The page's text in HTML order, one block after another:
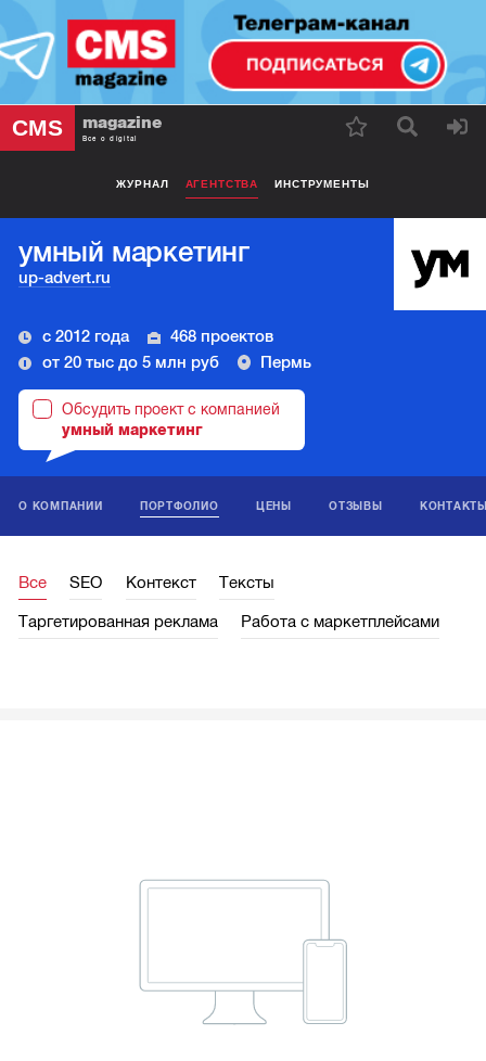
CMS magazine
Все о digital
ЖУРНАЛ АГЕНТСТВА ИНСТРУМЕНТЫ
умный маркетинг
up-advert.ru
с 2012 года
468 проектов
от 20 тыс до 5 млн руб
Пермь
Обсудить проект с компанией
умный маркетинг
О КОМПАНИИ ПОРТФОЛИО ЦЕНЫ ОТЗЫВЫ
Все SEO Контекст Тексты
Таргетированная реклама Работа с маркетплейсами